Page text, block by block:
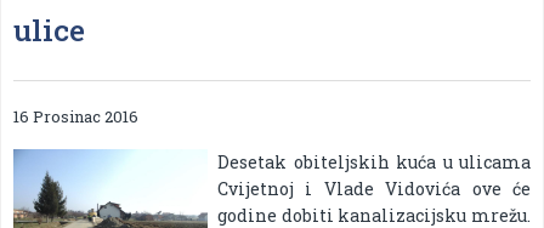
ulice
16 Prosinac 2016
Desetak obiteljskih kuća u ulicama
Cvijetnoj i Vlade Vidovića ove će
godine dobiti kanalizacijsku mrežu.